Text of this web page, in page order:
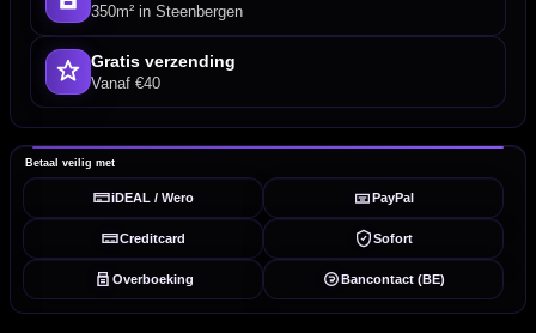
350m² in Steenbergen
Gratis verzending
Vanaf €40
Betaal veilig met
iDEAL / Wero PayPal
Creditcard Sofort
Overboeking Bancontact (BE)